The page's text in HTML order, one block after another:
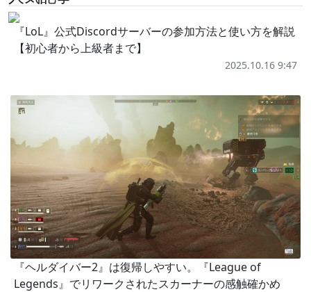
『LoL』公式Discordサーバーの参加方法と使い方を解説
【初心者から上級者まで】
2025.10.16 9:47
『ヘルダイバー2』は復帰しやすい。『League of
Legends』でリワークされたスカーナーの感触確かめ